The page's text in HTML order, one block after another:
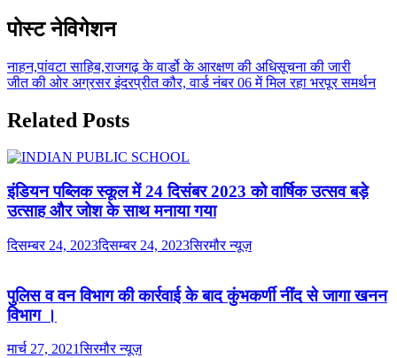
पोस्ट नेविगेशन
नाहन,पांवटा साहिब,राजगढ़ के वार्डो के आरक्षण की अधिसूचना की जारी
जीत की ओर अग्रसर इंदरप्रीत कौर, वार्ड नंबर 06 में मिल रहा भरपूर समर्थन
Related Posts
इंडियन पब्लिक स्कूल में 24 दिसंबर 2023 को वार्षिक उत्सव बड़े
उत्साह और जोश के साथ मनाया गया
दिसम्बर 24, 2023दिसम्बर 24, 2023सिरमौर न्यूज़
पुलिस व वन विभाग की कार्रवाई के बाद कुंभकर्णी नींद से जागा खनन
विभाग ।
मार्च 27, 2021सिरमौर न्यूज़